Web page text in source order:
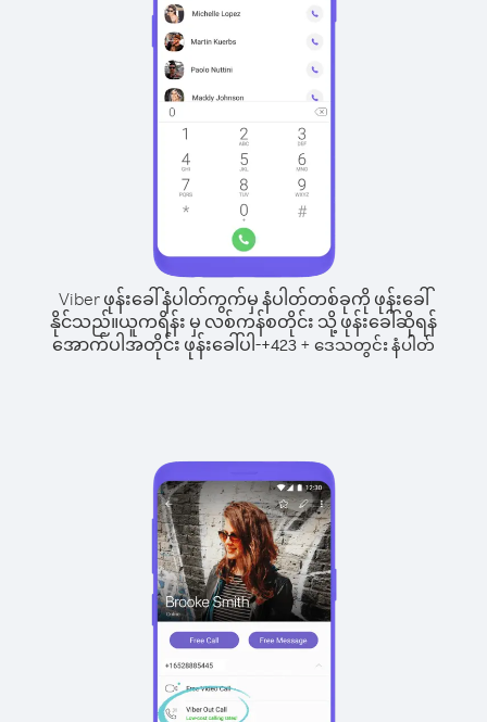
Viber ဖုန်းခေါ်နံပါတ်ကွက်မှ နံပါတ်တစ်ခုကို ဖုန်းခေါ်
နိုင်သည်။ယူကရိန်း မှ လစ်ကန်စတိုင်း သို့ ဖုန်းခေါ်ဆိုရန်
အောက်ပါအတိုင်း ဖုန်းခေါ်ပါ-+423 + ဒေသတွင်း နံပါတ်